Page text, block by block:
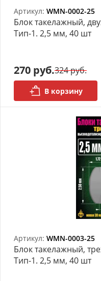
Подставки под
Деревянные 3D
Донышки для
Деревянные
Инструмент
Нестандартные
Новогодние
Дерево БАЛЬЗА и
Модели из ФП
Артикул: WMN-0002-25
Блок такелажный,
Тип-1. 2,5 мм, 40 шт
270 руб.324 руб.
В корзину
Артикул: WMN-0003-25
Блок такелажный,
Тип-1. 2,5 мм, 40 шт